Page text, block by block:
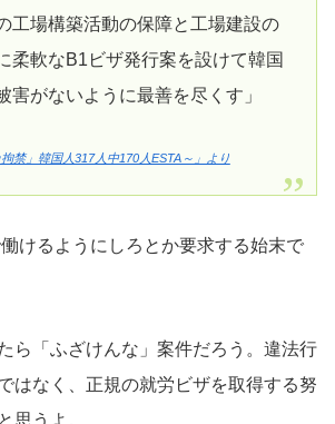
工場構築活動の保障と工場建設の
柔軟なB1ビザ発行案を設けて韓国
害がないように最善を尽くす」
禁」韓国人317人中170人ESTA～」より
けるようにしろとか要求する始末で
ら「ふざけんな」案件だろう。違法行
はなく、正規の就労ビザを取得する努
思うよ。